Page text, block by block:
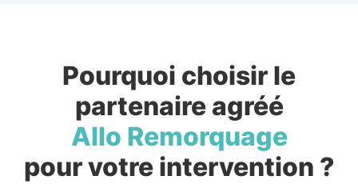
Pourquoi choisir le
partenaire agréé
Allo Remorquage
pour votre intervention ?